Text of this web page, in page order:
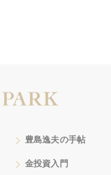
豊島逸夫の手帖
金投資入門